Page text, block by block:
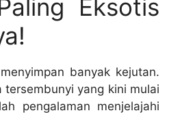
Eksotis
banyak kejutan.
tersembunyi yang kini mulai
pengalaman menjelajahi